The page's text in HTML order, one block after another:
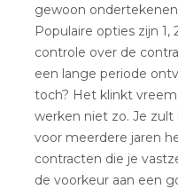
gewoon
Populaire opties zijn 1,
controle over de
een lange periode
toch? Het klinkt
werken niet zo. Je
voor meerdere jaren
contracten die je
de voorkeur aan een